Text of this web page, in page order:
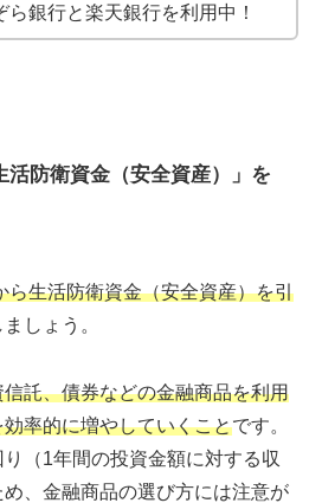
ら銀行と楽天銀行を利用中！
防衛資金（安全資産）」を
ら生活防衛資金（安全資産）を引
ましょう。
託、債券などの金融商品を利用
率的に増やしていくことです。
（1年間の投資金額に対する収
、金融商品の選び方には注意が